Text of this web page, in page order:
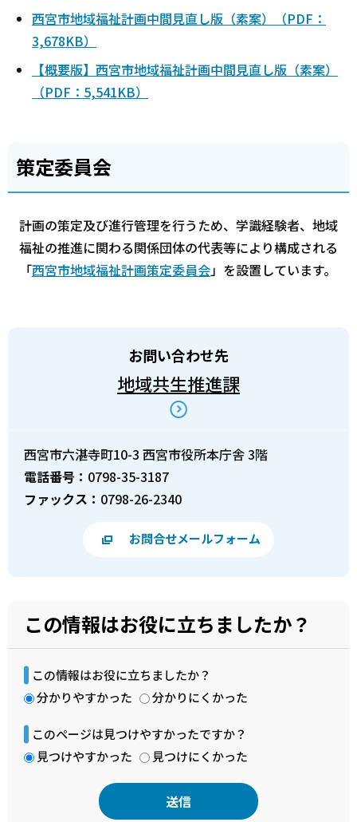
西宮市地域福祉計画中間見直し版（素案）（PDF：
3,678KB）
【概要版】西宮市地域福祉計画中間見直し版（素案）
（PDF：5,541KB）
策定委員会
計画の策定及び進行管理を行うため、学識経験者、地域
福祉の推進に関わる関係団体の代表等により構成される
「西宮市地域福祉計画策定委員会」を設置しています。
お問い合わせ先
地域共生推進課
西宮市六湛寺町10-3 西宮市役所本庁舎 3階
電話番号： 0798-35-3187
ファックス： 0798-26-2340
お問合せメールフォーム
この情報はお役に立ちましたか？
この情報はお役に立ちましたか？
分かりやすかった
分かりにくかった
このページは見つけやすかったですか？
見つけやすかった
見つけにくかった